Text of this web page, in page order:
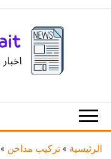
الرئيسية » تركيب مداخن »